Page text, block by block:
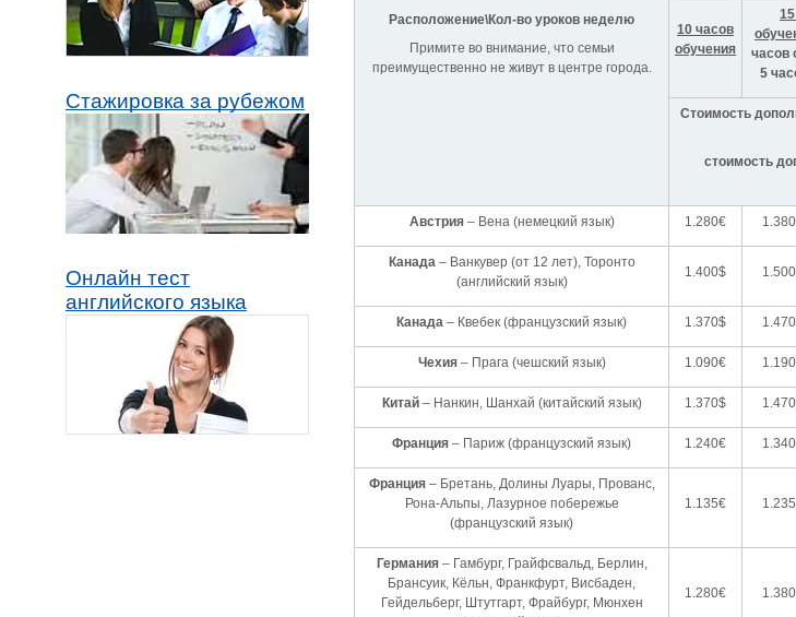
Стажировка за рубежом
Онлайн тест
английского языка
Расположение\Кол-во уроков неделю
Примите во внимание, что семьи
преимущественно не живут в центре города.
10 часов
обучения
часов
5
Стоимость
стоимость
Австрия – Вена (немецкий язык) 1.280€
Канада – Ванкувер (от 12 лет), Торонто
(английский язык)
1.400$
Канада – Квебек (французский язык) 1.370$
Чехия – Прага (чешский язык) 1.090€
Китай – Нанкин, Шанхай (китайский язык) 1.370$
Франция – Париж (французский язык) 1.240€
Франция – Бретань, Долины Луары, Прованс,
Рона-Альпы, Лазурное побережье
(французский язык)
1.135€
Германия – Гамбург, Грайфсвальд, Берлин,
Брансуик, Кёльн, Франкфурт, Висбаден,
Гейдельберг, Штутгарт, Фрайбург, Мюнхен
1.280€